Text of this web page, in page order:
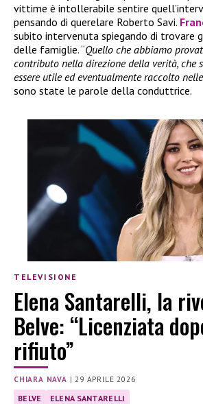
vittime è intollerabile sentire
pensando di querelare Roberto Savi.
subito intervenuta spiegando di trovare
delle famiglie. “Quello che abbiamo
contributo nella direzione della verità, che
essere utile ed eventualmente raccolto
sono state le parole della conduttrice.
TELEVISIONE
Elena Santarelli, la
Belve: “Licenziata
rifiuto”
CHIARA NAVA |29 APRILE 2026
BELVE ELENA SANTARELLI